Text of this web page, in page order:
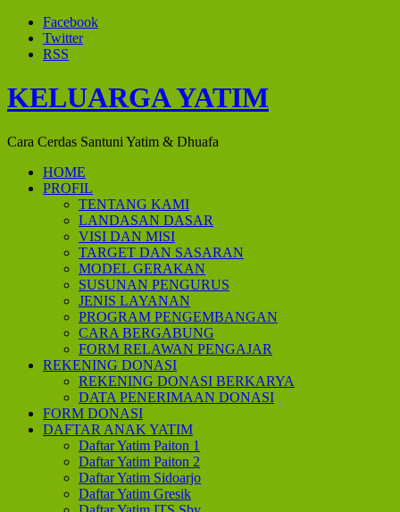
Facebook
Twitter
RSS
KELUARGA YATIM
Cara Cerdas Santuni Yatim & Dhuafa
HOME
PROFIL
TENTANG KAMI
LANDASAN DASAR
VISI DAN MISI
TARGET DAN SASARAN
MODEL GERAKAN
SUSUNAN PENGURUS
JENIS LAYANAN
PROGRAM PENGEMBANGAN
CARA BERGABUNG
FORM RELAWAN PENGAJAR
REKENING DONASI
REKENING DONASI BERKARYA
DATA PENERIMAAN DONASI
FORM DONASI
DAFTAR ANAK YATIM
Daftar Yatim Paiton 1
Daftar Yatim Paiton 2
Daftar Yatim Sidoarjo
Daftar Yatim Gresik